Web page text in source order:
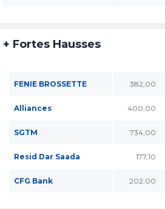
+ Fortes Hausses
FENIE BROSSETTE 382,00
Alliances 400,00
SGTM 734,00
Resid Dar Saada 177,10
CFG Bank 202,00